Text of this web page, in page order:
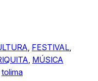
, FESTIVAL
, MÚSICA
tolima